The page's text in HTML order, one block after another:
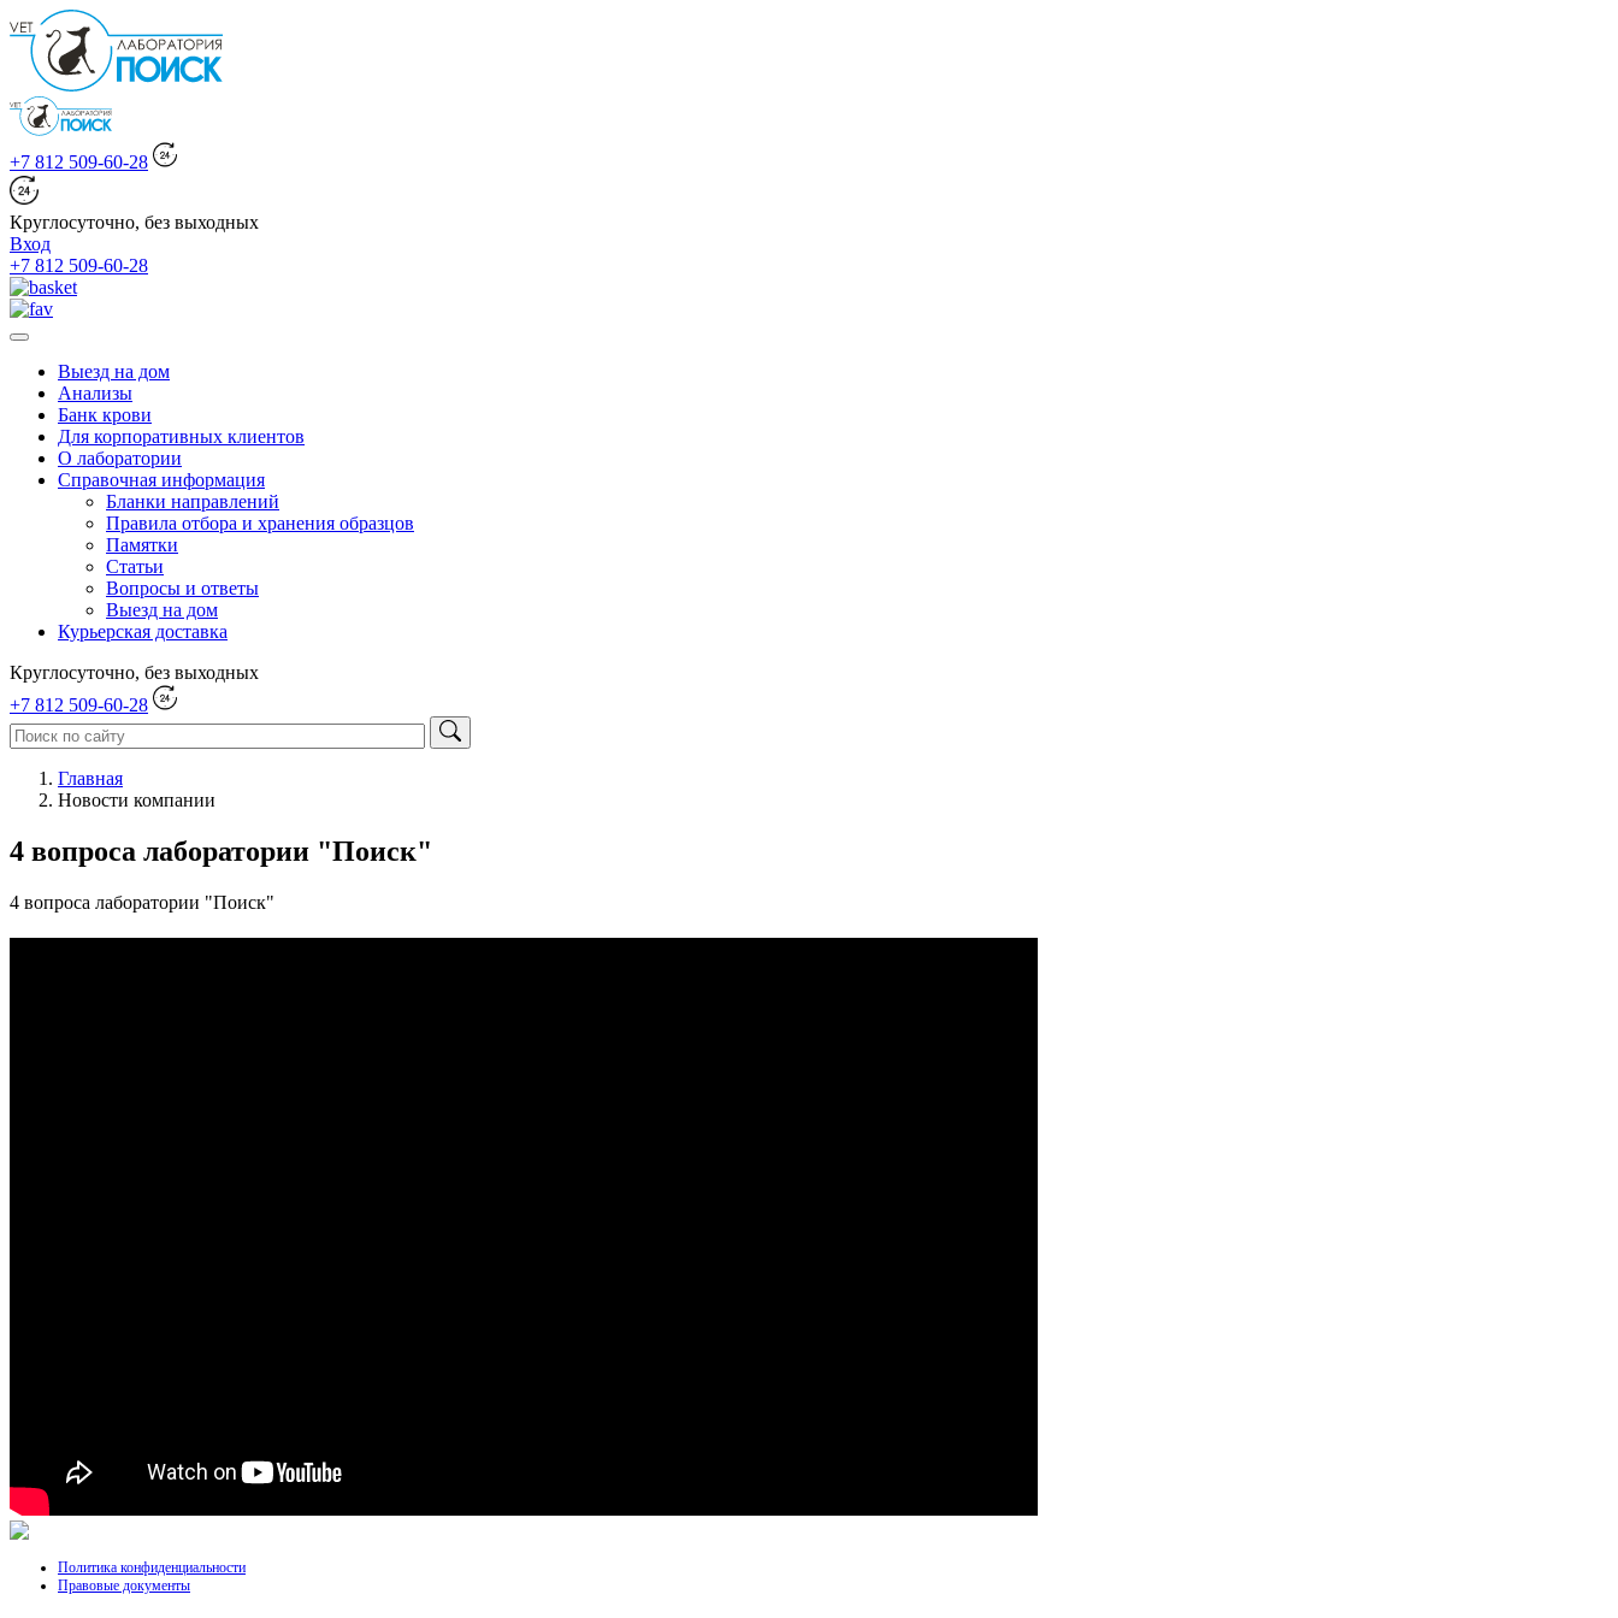
+7 812 509-60-28
Круглосуточно, без выходных
Вход
+7 812 509-60-28
Выезд на дом
Анализы
Банк крови
Для корпоративных клиентов
О лаборатории
Справочная информация
Бланки направлений
Правила отбора и хранения образцов
Памятки
Статьи
Вопросы и ответы
Выезд на дом
Курьерская доставка
Круглосуточно, без выходных
+7 812 509-60-28
Главная
Новости компании
4 вопроса лаборатории "Поиск"
4 вопроса лаборатории "Поиск"
Политика конфиденциальности
Правовые документы